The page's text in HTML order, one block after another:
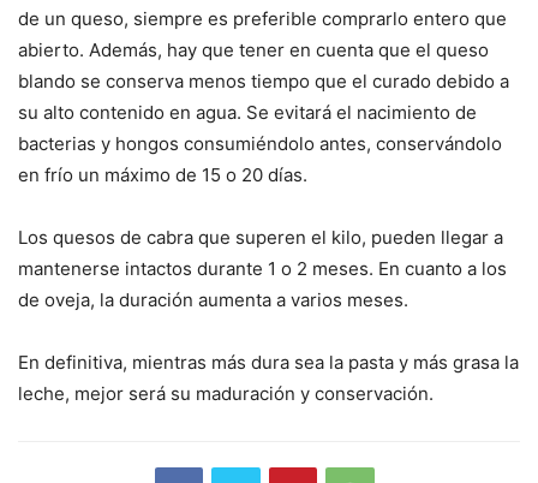
de un queso, siempre es preferible comprarlo entero que
abierto. Además, hay que tener en cuenta que el queso
blando se conserva menos tiempo que el curado debido a
su alto contenido en agua. Se evitará el nacimiento de
bacterias y hongos consumiéndolo antes, conservándolo
en frío un máximo de 15 o 20 días.
Los quesos de cabra que superen el kilo, pueden llegar a
mantenerse intactos durante 1 o 2 meses. En cuanto a los
de oveja, la duración aumenta a varios meses.
En definitiva, mientras más dura sea la pasta y más grasa la
leche, mejor será su maduración y conservación.